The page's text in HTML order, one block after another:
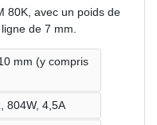
80K, avec un poids de
de 7 mm.
mm (y compris
804W, 4,5A